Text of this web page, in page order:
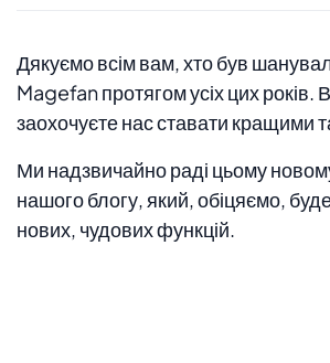
Дякуємо всім вам, хто був
Magefan протягом усіх цих років.
заохочуєте нас ставати кращими
Ми надзвичайно раді цьому
нашого блогу, який, обіцяємо,
нових, чудових функцій.